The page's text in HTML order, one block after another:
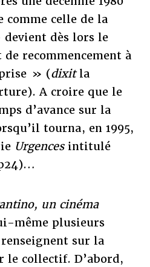
celle de la
dès lors le
recommencement à
» (dixitla
A croire que le
d’avance sur la
tourna, en 1995,
Urgencesintitulé
un cinéma
même plusieurs
sur la
le collectif. D’abord,